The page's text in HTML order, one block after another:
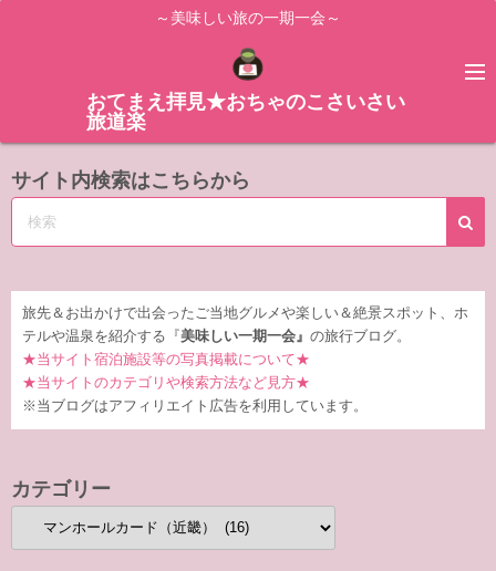
ス
ッ
～美味しい旅の一期一会～
おてまえ拝見★おちゃのこさいさい
旅道楽
サイト内検索はこちらから
旅先＆お出かけで出会ったご当地グルメや楽しい＆絶景スポット、ホ
テルや温泉を紹介する『 美味しい一期一会』 の旅行ブログ。
★当サイト宿泊施設等の写真掲載について★
★当サイトのカテゴリや検索方法など見方★
※当ブログはアフィリエイト広告を利用しています。
カテゴリー
テ